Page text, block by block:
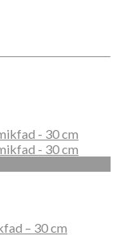
– 30 cm